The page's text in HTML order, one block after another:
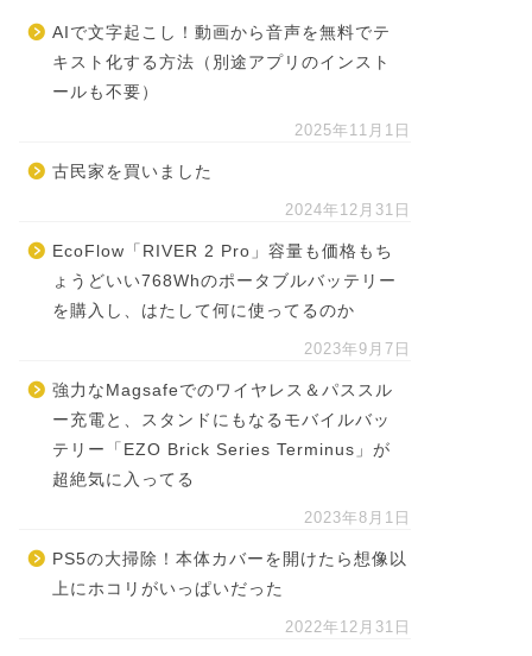
AIで文字起こし！動画から音声を無料でテ
キスト化する方法（別途アプリのインスト
ールも不要）
2025年11月1日
古民家を買いました
2024年12月31日
EcoFlow「RIVER 2 Pro」容量も価格もち
ょうどいい768Whのポータブルバッテリー
を購入し、はたして何に使ってるのか
2023年9月7日
強力なMagsafeでのワイヤレス＆パススル
ー充電と、スタンドにもなるモバイルバッ
テリー「EZO Brick Series Terminus」が
超絶気に入ってる
2023年8月1日
PS5の大掃除！本体カバーを開けたら想像以
上にホコリがいっぱいだった
2022年12月31日